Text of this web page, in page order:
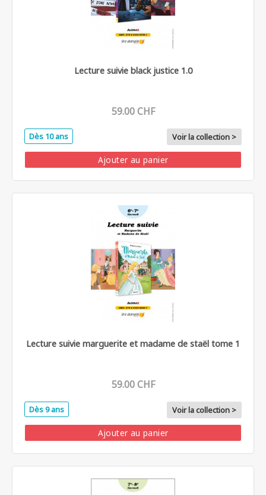
Lecture suivie black justice 1.0
59.00 CHF
Dès 10 ans Voir la collection >
Ajouter au panier
Lecture suivie marguerite et madame de staël tome 1
59.00 CHF
Dès 9 ans Voir la collection >
Ajouter au panier